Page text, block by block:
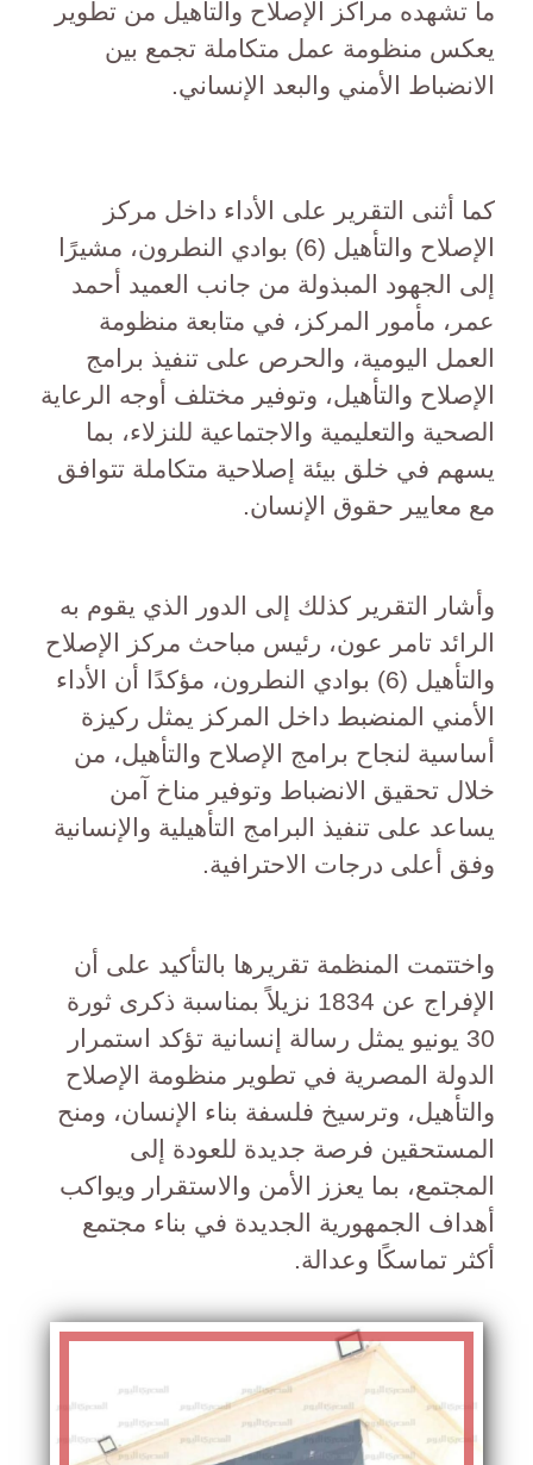
ما تشهده مراكز الإصلاح والتأهيل من تطوير
يعكس منظومة عمل متكاملة تجمع بين
الانضباط الأمني والبعد الإنساني.
كما أثنى التقرير على الأداء داخل مركز
الإصلاح والتأهيل (6) بوادي النطرون، مشيرًا
إلى الجهود المبذولة من جانب العميد أحمد
عمر، مأمور المركز، في متابعة منظومة
العمل اليومية، والحرص على تنفيذ برامج
الإصلاح والتأهيل، وتوفير مختلف أوجه الرعاية
الصحية والتعليمية والاجتماعية للنزلاء، بما
يسهم في خلق بيئة إصلاحية متكاملة تتوافق
مع معايير حقوق الإنسان.
وأشار التقرير كذلك إلى الدور الذي يقوم به
الرائد تامر عون، رئيس مباحث مركز الإصلاح
والتأهيل (6) بوادي النطرون، مؤكدًا أن الأداء
الأمني المنضبط داخل المركز يمثل ركيزة
أساسية لنجاح برامج الإصلاح والتأهيل، من
خلال تحقيق الانضباط وتوفير مناخ آمن
يساعد على تنفيذ البرامج التأهيلية والإنسانية
وفق أعلى درجات الاحترافية.
واختتمت المنظمة تقريرها بالتأكيد على أن
الإفراج عن 1834 نزيلاً بمناسبة ذكرى ثورة
30 يونيو يمثل رسالة إنسانية تؤكد استمرار
الدولة المصرية في تطوير منظومة الإصلاح
والتأهيل، وترسيخ فلسفة بناء الإنسان، ومنح
المستحقين فرصة جديدة للعودة إلى
المجتمع، بما يعزز الأمن والاستقرار ويواكب
أهداف الجمهورية الجديدة في بناء مجتمع
أكثر تماسكًا وعدالة.